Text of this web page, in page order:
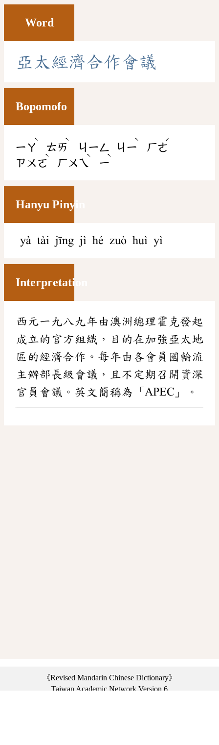
Word
亞 太 經濟合作會議
Bopomofo
ㄧㄚ
ˋ
ㄊㄞ
ˋ
ㄐㄧㄥ ㄐㄧ
ˋ
ㄏㄜ
ˊ
ㄗㄨㄛ
ˋ
ㄏㄨㄟ
ˋ
ㄧ
ˋ
Hanyu Pinyin
yà tài jīng jì hé zuò huì yì
Interpretation
西元一九八九年由澳洲總理霍克發起
成立的官方組織，目的在加強亞太地
區的經濟合作。每年由各會員國輪流
主辦部長級會議，且不定期召開資深
官員會議。英文簡稱為「APEC」。
《Revised Mandarin Chinese Dictionary》
Taiwan Academic Network Version 6